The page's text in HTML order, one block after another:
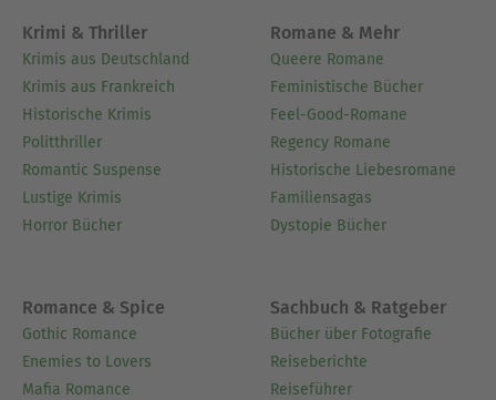
Krimi & Thriller
Krimis aus Deutschland
Krimis aus Frankreich
Historische Krimis
Politthriller
Romantic Suspense
Lustige Krimis
Horror Bücher
Romane & Mehr
Queere Romane
Feministische Bücher
Feel-Good-Romane
Regency Romane
Historische Liebesromane
Familiensagas
Dystopie Bücher
Romance & Spice
Gothic Romance
Enemies to Lovers
Mafia Romance
Sachbuch & Ratgeber
Bücher über Fotografie
Reiseberichte
Reiseführer